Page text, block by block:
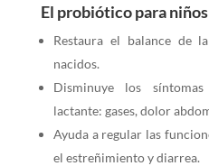
El probiótico para
Restaura el balance de
nacidos.
Disminuye los
lactante: gases, dolor
Ayuda a regular las
el estreñimiento y diarrea.